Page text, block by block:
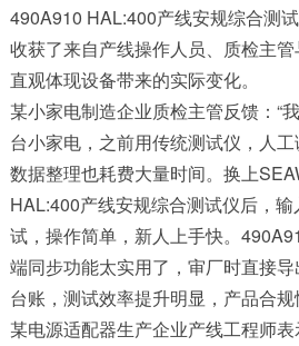
490A910 HAL:400产线安规综合测
收获了来自产线操作人员、质检主管
直观体现设备带来的实际变化。
某小家电制造企业质检主管反馈：“
台小家电，之前用传统测试仪，人工
数据整理也耗费大量时间。换上
HAL:400产线安规综合测试仪后，
试，操作简单，新人上手快。
端同步功能太实用了，审厂时直接
台账，测试效率提升明显，产品合
某电源适配器生产企业产线工程师